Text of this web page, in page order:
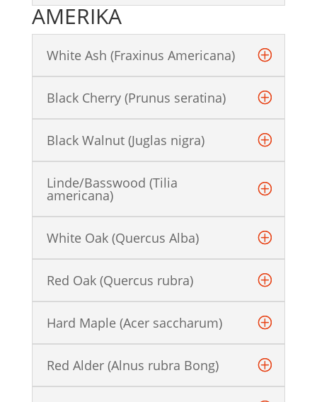
AMERIKA
White Ash (Fraxinus Americana)
Black Cherry (Prunus seratina)
Black Walnut (Juglas nigra)
Linde/Basswood (Tilia
americana)
White Oak (Quercus Alba)
Red Oak (Quercus rubra)
Hard Maple (Acer saccharum)
Red Alder (Alnus rubra Bong)